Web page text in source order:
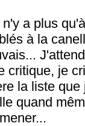
a plus
à la
critique, je
la liste
quand